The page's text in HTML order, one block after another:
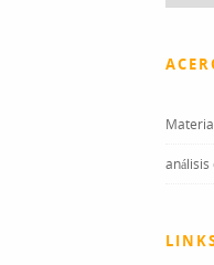
del
análisis